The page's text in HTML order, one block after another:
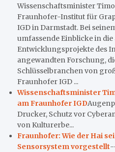
Wissenschaftsminister
Fraunhofer-Institut für
IGD in Darmstadt. Bei
umfassende Einblicke in
Entwicklungsprojekte des
angewandten Forschung,
Schlüsselbranchen von
Fraunhofer IGD ...
Wissenschaftsminister
am Fraunhofer IGD
Drucker, Schutz vor
von Kulturerbe...
Fraunhofer: Wie der Hai
Sensorsystem vorgestellt